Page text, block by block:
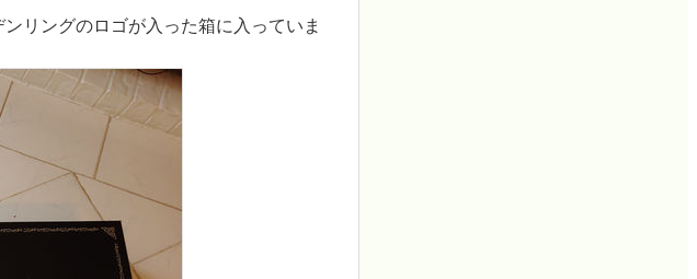
リングのロゴが入った箱に入っていま